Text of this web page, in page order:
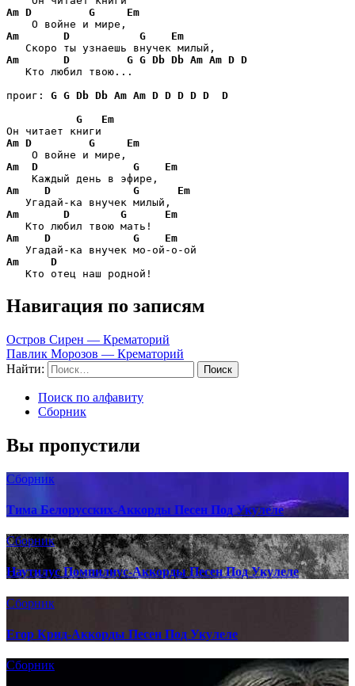
Am D G
Em
Am
D G
Em
Am
D G G Db Db Am Am D D
   Кто любил твою...
проиг: G G Db Db Am Am D D D D D
D
G
Em
Am D G
Em
Am
D G
Em
Am
D G
Em
Am
D G
Em
Am
D G
Em
Am
D
Навигация по записям
Остров Сирен — Крематорий
Павлик Морозов — Крематорий
Найти:
Поиск по алфавиту
Сборник
Вы пропустили
Сборник
Тима Белорусских-Аккорды Песен Под Укулеле
Сборник
Наутилус Помпилиус-Аккорды Песен Под Укулеле
Сборник
Егор Крид-Аккорды Песен Под Укулеле
Сборник